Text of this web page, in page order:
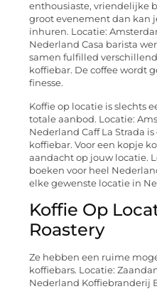
enthousiaste, vriendelijke
groot evenement dan kan
inhuren. Locatie:
Nederland Casa barista
samen fulfilled
koffiebar. De coffee wordt
finesse.
Koffie op locatie is slechts
totale aanbod. Locatie:
Nederland Caff La Strada
koffiebar. Voor een kopje
aandacht op jouw locatie.
boeken voor heel
elke gewenste locatie in
Koffie Op
Roastery
Ze hebben een ruime
koffiebars. Locatie:
Nederland Koffiebranderij